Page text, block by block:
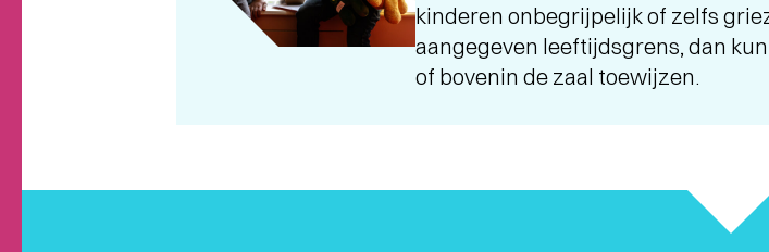
kinderen onbegrijpelijk of zelfs
aangegeven leeftijdsgrens, dan
of bovenin de zaal toewijzen.